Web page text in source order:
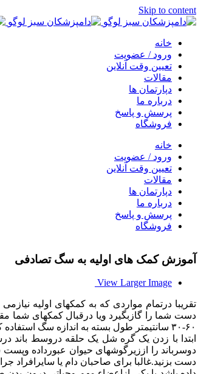
Skip to content
خانه
ورود / عضویت
تعیین وقت آنلاین
مقالات
دپارتمان ها
درباره ما
پرسش و پاسخ
فروشگاه
خانه
ورود / عضویت
تعیین وقت آنلاین
مقالات
دپارتمان ها
درباره ما
پرسش و پاسخ
فروشگاه
آموزش کمک های اولیه به سگ تصادفی
View Larger Image
تقریبا درتمام مواردی که به کمکهای اولیه
۶۰-۳۰ سانتیمتر طول بسته به اندازه سگ استفاده کنید.
ابتدا با زدن یک گره شل یک حلقه دروسط باند
دوسرباند را اززیرگوشهای حیوان عبورداده
دست بزنید.غالبا برای صاحبان دام یا